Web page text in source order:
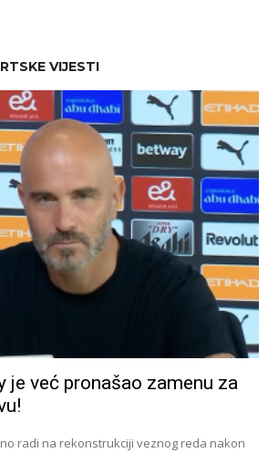
VIJESTI
je već pronašao zamenu za
radi na rekonstrukciji veznog reda nakon